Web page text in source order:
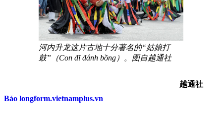
河内升龙这片古地十分著名的“姑娘打
鼓”（Con đĩ đánh bồng）。图自越通社
越通社
Báo longform.vietnamplus.vn